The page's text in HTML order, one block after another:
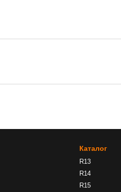
Каталог
R13
R14
R15